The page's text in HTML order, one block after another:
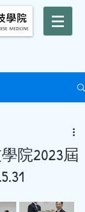
院2023屆